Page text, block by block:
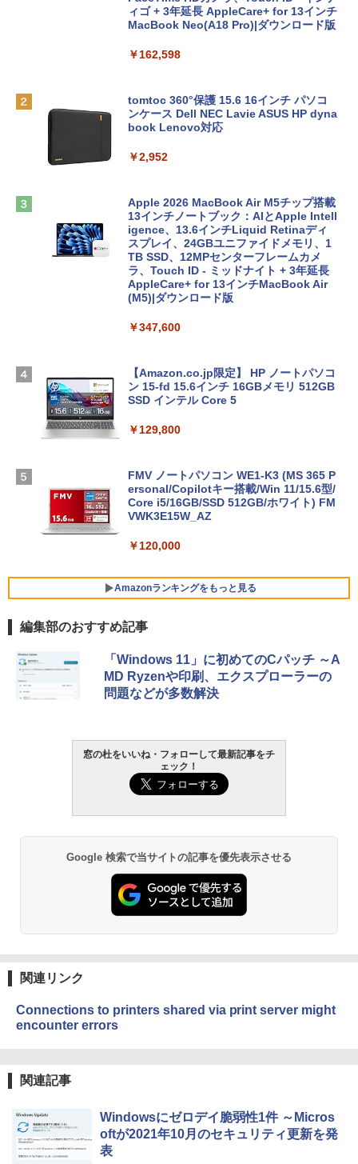
ィゴ + 3年延長 AppleCare+ for 13インチ
MacBook Neo(A18 Pro)|ダウンロード版
￥162,598
tomtoc 360°保護 15.6 16インチ パソコ
ンケース Dell NEC Lavie ASUS HP dyna
book Lenovo対応
￥2,952
Apple 2026 MacBook Air M5チップ搭載
13インチノートブック：AIとApple Intell
igence、13.6インチLiquid Retinaディ
スプレイ、24GBユニファイドメモリ、1
TB SSD、12MPセンターフレームカメ
ラ、Touch ID - ミッドナイト + 3年延長
AppleCare+ for 13インチMacBook Air
(M5)|ダウンロード版
￥347,600
【Amazon.co.jp限定】 HP ノートパソコ
ン 15-fd 15.6インチ 16GBメモリ 512GB
SSD インテル Core 5
￥129,800
FMV ノートパソコン WE1-K3 (MS 365 P
ersonal/Copilotキー搭載/Win 11/15.6型/
Core i5/16GB/SSD 512GB/ホワイト) FM
VWK3E15W_AZ
￥120,000
Amazonランキングをもっと見る
Robloxギフトカード - 800 Robux 【限
定バーチャルアイテムを含む】 【オンラ
インゲームコード】 ロブロックス | オン
ラインコード版
Robloxギフトカード - 2,000 Robux 【限
定バーチャルアイテムを含む】 【オンラ
インゲームコード】 ロブロックス | オン
￥3,200
Microsoft Office Home & Business 202
4(最新 永続版)|オンラインコード版|Wind
ows11、10/mac対応|PC2台
インゲームコード】 ロブロックス |オン
版)|オンラインコード版|Windows11、1
0/mac対応|PC2台
生成AIパスポート公式テキスト 第４版
￥1,766
AIイラスト表現辞典: 思い通りの絵を引き
出す プロンプトの言葉 AI画像生成シリー
ズ (はぴーイラストLabo)
ClaudeCode いちばんやさしい 教科書:
方 マニュアル AI副業にもコンテンツ作成
にもKindle出版にも！ 非エンジニアのた
めのAIコーディング入門シリーズ
ェクトリストと最新エミュレータ紹介
￥2,326
Amazon Kindle Paperwhite (16GB) 7イ
ンチディスプレイ、色調調節ライト、12
週間持続バッテリー、広告なし、ブラッ
ク
Amazon Kindle - 目に優しい、かさばら
ない、大きな画面で読みやすい、6週間持
続バッテリー、6インチディスプレイ電子
￥19,980
Kindle Paperwhite シグニチャーエディ
ション (32GB) 7インチディスプレイ、明
￥39,980
編集部のおすすめ記事
「Windows 11」に初めてのCパッチ ～A
MD Ryzenや印刷、エクスプローラーの
問題などが多数解決
窓の杜をいいね・フォローして最新記事をチ
ェック！
Google 検索で当サイトの記事を優先表示させる
関連リンク
Connections to printers shared via print server might
encounter errors
関連記事
Windowsにゼロデイ脆弱性1件 ～Micros
oftが2021年10月のセキュリティ更新を発
表